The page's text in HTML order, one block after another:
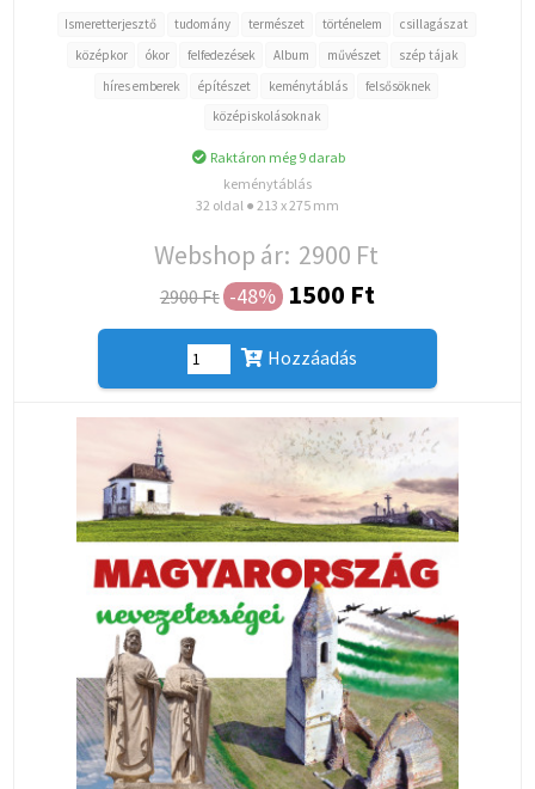
Ismeretterjesztő tudomány természet történelem
csillagászat
középkor
ókor felfedezések Album művészet
szép tájak
híres emberek
építészet keménytáblás
felsősöknek
középiskolásoknak
Raktáron még 9 darab
keménytáblás
32 oldal ● 213 x 275 mm
Webshop ár: 2900 Ft
2900 Ft -48% 1500 Ft
Hozzáadás